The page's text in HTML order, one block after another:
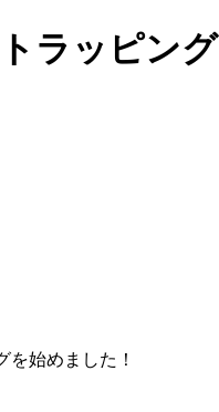
ラッピン
始めました！